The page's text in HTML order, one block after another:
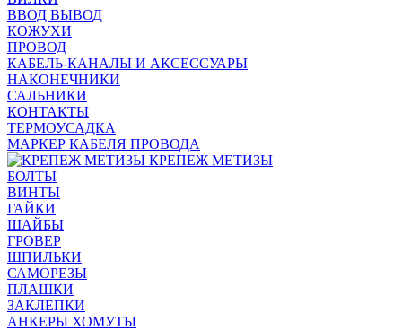
ВВОД ВЫВОД
КОЖУХИ
ПРОВОД
КАБЕЛЬ-КАНАЛЫ И АКСЕССУАРЫ
НАКОНЕЧНИКИ
САЛЬНИКИ
КОНТАКТЫ
ТЕРМОУСАДКА
МАРКЕР КАБЕЛЯ ПРОВОДА
КРЕПЕЖ МЕТИЗЫ
БОЛТЫ
ВИНТЫ
ГАЙКИ
ШАЙБЫ
ГРОВЕР
ШПИЛЬКИ
САМОРЕЗЫ
ПЛАШКИ
ЗАКЛЕПКИ
АНКЕРЫ ХОМУТЫ